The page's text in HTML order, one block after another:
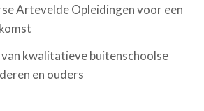
Artevelde Opleidingen voor een
kwalitatieve buitenschoolse
en ouders